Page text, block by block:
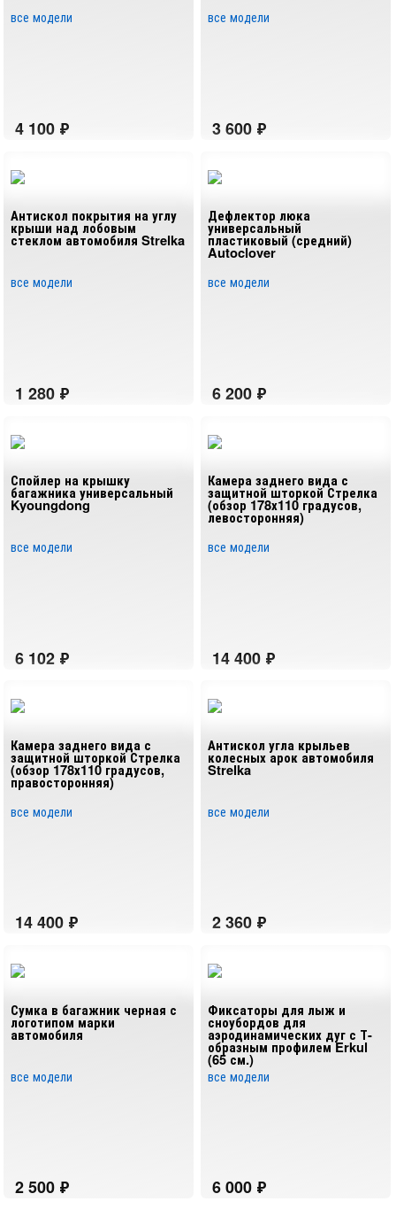
все модели все модели
Антискол покрытия на углу
крыши над лобовым
стеклом автомобиля Strelka
все модели
Дефлектор люка
универсальный
пластиковый (средний)
Autoclover
все модели
Спойлер на крышку
багажника универсальный
Kyoungdong
все модели
Камера заднего вида с
защитной шторкой Стрелка
(обзор 178х110 градусов,
левосторонняя)
все модели
Камера заднего вида с
защитной шторкой Стрелка
(обзор 178х110 градусов,
правосторонняя)
все модели
Антискол угла крыльев
колесных арок автомобиля
Strelka
все модели
Сумка в багажник черная с
логотипом марки
автомобиля
все модели
Фиксаторы для лыж и
сноубордов для
аэродинамических дуг с Т-
образным профилем Erkul
(65 см.)
все модели